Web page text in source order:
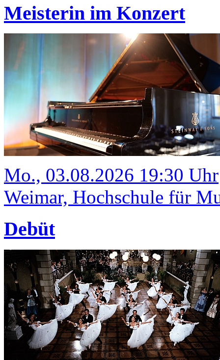
Meisterin im Konzert
Mo., 03.08.2026 19:30 Uhr
Weimar, Hochschule für
Debüt